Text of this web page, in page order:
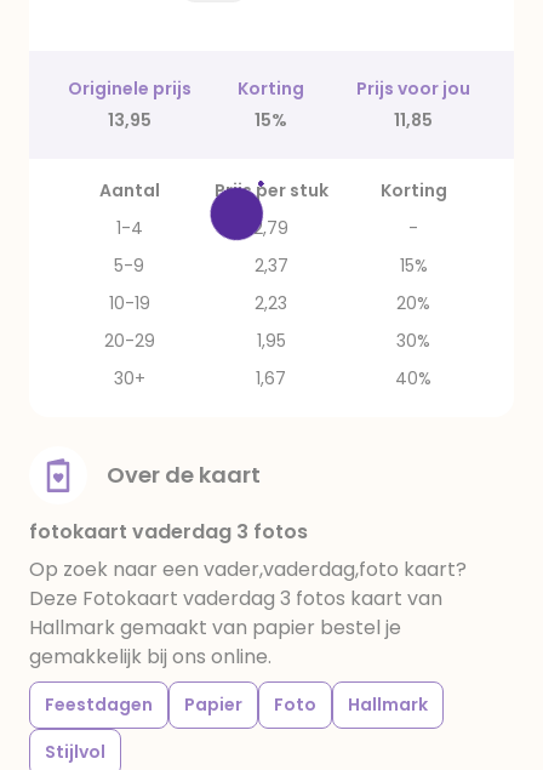
Originele prijs Korting
Prijs voor jou
13,95
15% 11,85
Aantal Prijs per stuk
Korting
1-4
2,79
-
5-9
2,37
15%
10-19
2,23
20%
20-29
1,95
30%
30+
1,67 40%
Over de kaart
fotokaart vaderdag 3 fotos
Op zoek naar een vader,vaderdag,foto kaart?
Deze Fotokaart vaderdag 3 fotos kaart van
Hallmark gemaakt van papier bestel je
gemakkelijk bij ons online.
Feestdagen Papier Foto
Hallmark
Stijlvol